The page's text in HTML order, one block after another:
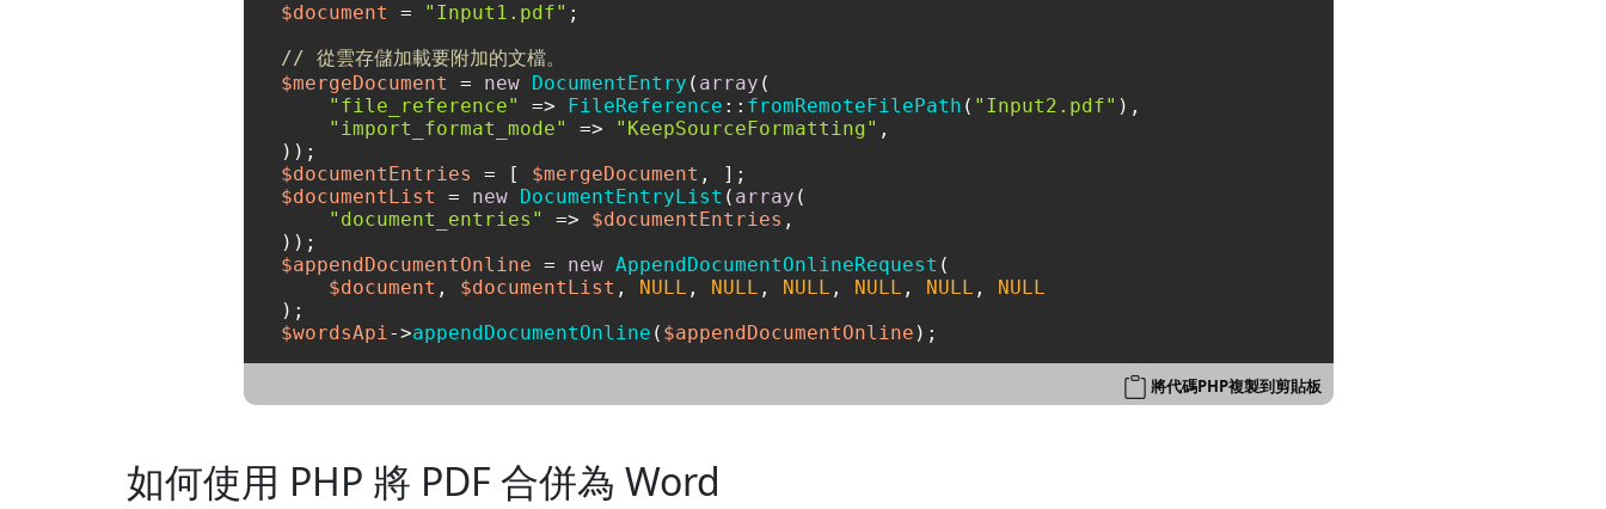
$document
= "Input1.pdf" ;
// 從雲存儲加載要附加的文檔。
$mergeDocument
= new DocumentEntry ( array (
"file_reference"
=> FileReference :: fromRemoteFilePath ( "Input2.pdf" ),
"import_format_mode"
=> "KeepSourceFormatting" ,
$documentEntries
= [ $mergeDocument
$documentList
= new DocumentEntryList ( array (
"document_entries"
=> $documentEntries ,
$appendDocumentOnline = new AppendDocumentOnlineRequest (
$document , $documentList , NULL , NULL , NULL , NULL , NULL ,
NULL
$wordsApi->appendDocumentOnline ( $appendDocumentOnline
將代碼PHP複製到剪貼板
如何使用 PHP 將 PDF 合併為 Word